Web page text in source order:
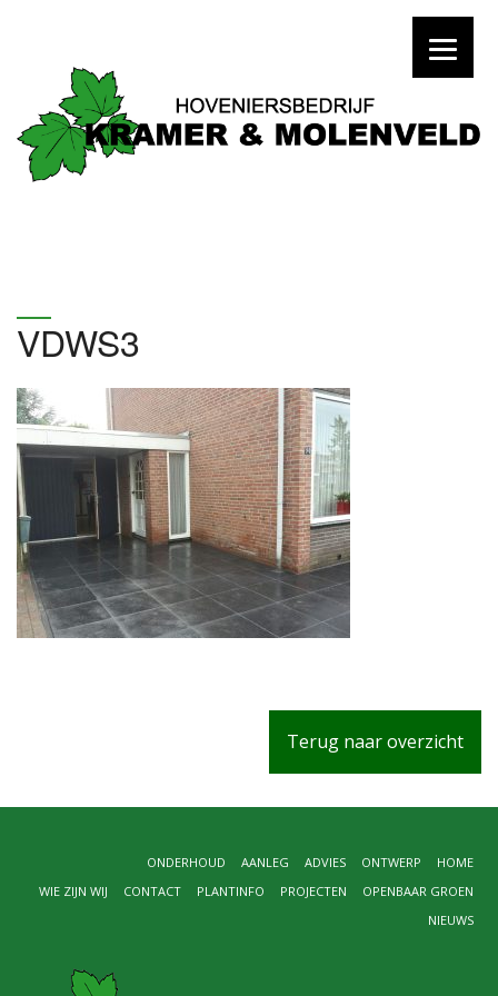
VDWS3
Terug naar overzicht
HOME
ONTWERP
ADVIES
AANLEG
ONDERHOUD
OPENBAAR GROEN
PROJECTEN
PLANTINFO
CONTACT
WIE ZIJN WIJ
NIEUWS